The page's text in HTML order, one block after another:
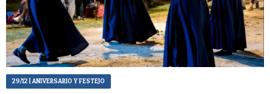
29/12 | ANIVERSARIO Y FESTEJO